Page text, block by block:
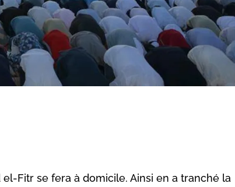
Fitr se fera à domicile. Ainsi en a tranché la